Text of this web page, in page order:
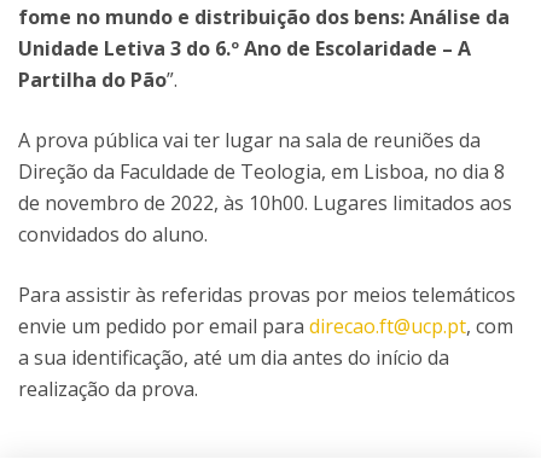
fome no mundo e distribuição dos bens: Análise da
Unidade Letiva 3 do 6.º Ano de Escolaridade – A
Partilha do Pão”.
A prova pública vai ter lugar na sala de reuniões da
Direção da Faculdade de Teologia, em Lisboa, no dia 8
de novembro de 2022, às 10h00. Lugares limitados aos
convidados do aluno.
Para assistir às referidas provas por meios telemáticos
envie um pedido por email para direcao.ft@ucp.pt, com
a sua identificação, até um dia antes do início da
realização da prova.